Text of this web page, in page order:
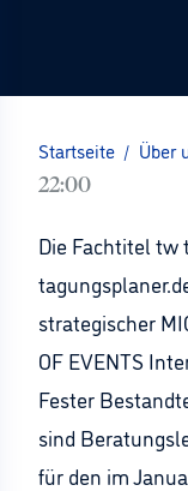
Startseite / Über
22:00
Die Fachtitel tw
strategischer
OF EVENTS
Fester
sind
für den im